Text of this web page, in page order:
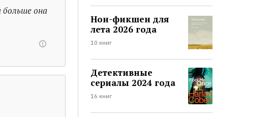
она
Нон-фикшен для
лета 2026 года
10 книг
Детективные
сериалы 2024 года
16 книг